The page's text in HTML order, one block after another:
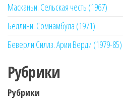
Масканьи. Сельская честь (1967)
Беллини. Сомнамбула (1971)
Беверли Силлз. Арии Верди (1979-85)
Рубрики
Рубрики